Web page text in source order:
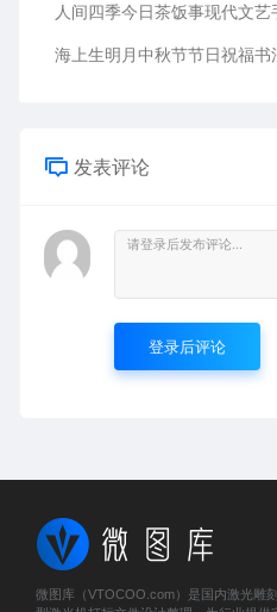
发表评论
登录后评论
微图库（VTOCOO.com）是国内激光雕